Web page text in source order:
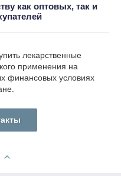
как оптовых, так и
лекарственные
применения на
финансовых условиях